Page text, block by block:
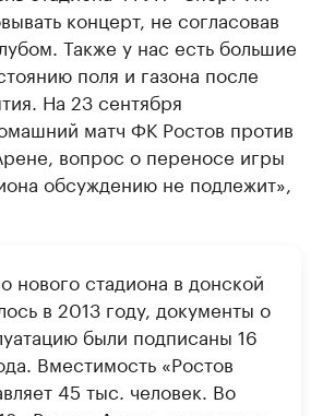
концерт, не согласовав
Также у нас есть большие
поля и газона после
На 23 сентября
матч ФК Ростов против
вопрос о переносе игры
обсуждению не подлежит»,
нового стадиона в донской
в 2013 году, документы о
были подписаны 16
Вместимость «Ростов
45 тыс. человек. Во